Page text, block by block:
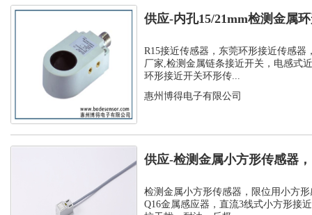
供应-内孔15/21mm检测金属
孔环...
R15接近传感器，东莞环形接近传感器
厂家,检测金属链条接近开关，电感式
环形接近开关环形传...
惠州博得电子有限公司
供应-检测金属小方形传感器
感应器
检测金属小方形传感器，限位用小方
Q16金属感应器，直流3线式小方形接